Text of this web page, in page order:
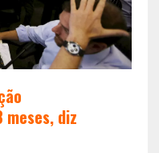
meses, diz